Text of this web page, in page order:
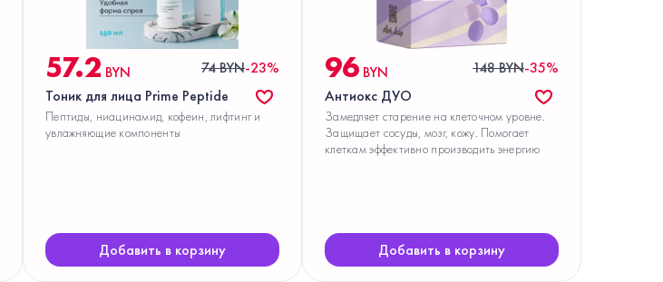
57.2 BYN 74 BYN-23%
Тоник для лица Prime Peptide
Пептиды, ниацинамид, кофеин, лифтинг и
увлажняющие компоненты
Добавить в корзину
96 BYN 148 BYN-35%
Антиокс ДУО
Замедляет старение на клеточном уровне.
Защищает сосуды, мозг, кожу. Помогает
клеткам эффективно производить энергию
Добавить в корзину